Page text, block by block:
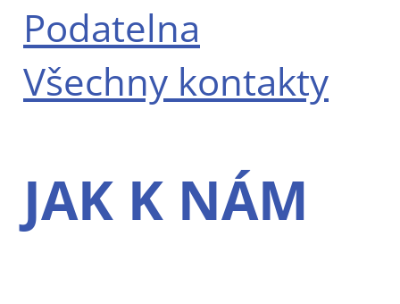
Podatelna
Všechny kontakty
JAK K NÁM